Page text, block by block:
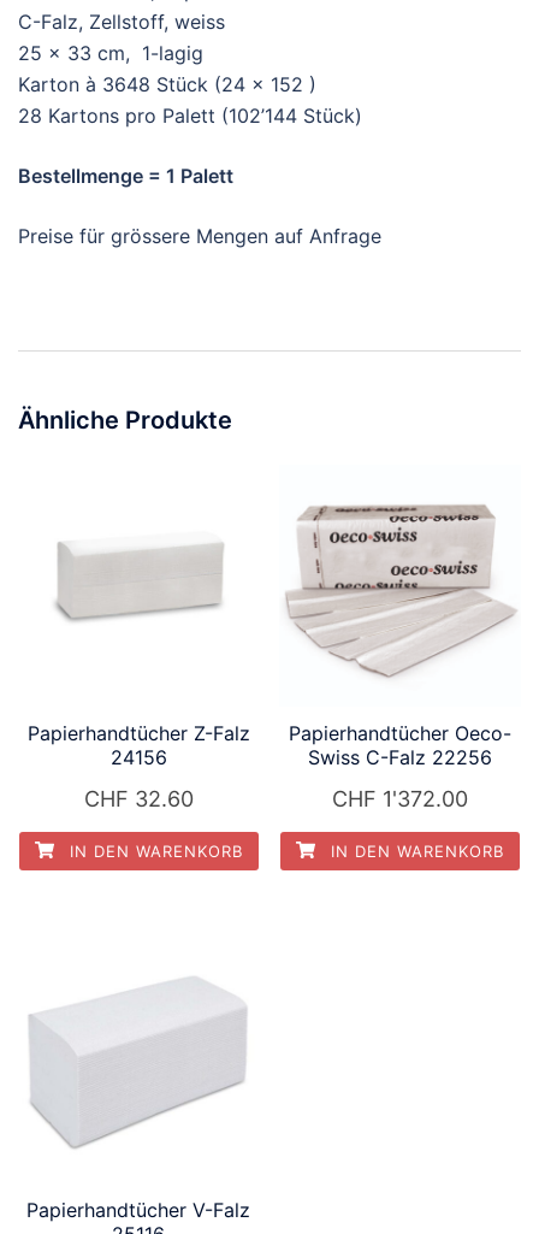
C-Falz, Zellstoff, weiss
25 x 33 cm, 1-lagig
Karton à 3648 Stück (24 x 152 )
28 Kartons pro Palett (102’144 Stück)
Bestellmenge = 1 Palett
Preise für grössere Mengen auf Anfrage
Ähnliche Produkte
Papierhandtücher Z-Falz
24156
CHF 32.60
IN DEN WARENKORB
Papierhandtücher Oeco-
Swiss C-Falz 22256
CHF 1'372.00
IN DEN WARENKORB
Papierhandtücher V-Falz